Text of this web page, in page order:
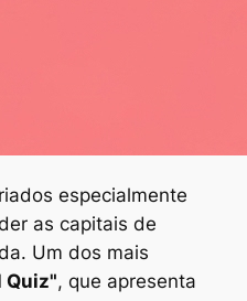
especialmente
as capitais de
Um dos mais
Quiz", que apresenta